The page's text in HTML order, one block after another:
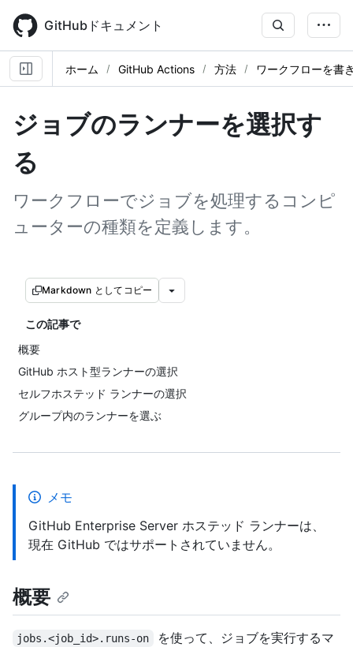
main
content
GitHubドキュメント
ホーム GitHub Actions 方法 ワークフローを書
ジョブのランナーを選択す
る
ワークフローでジョブを処理するコンピ
ューターの種類を定義します。
Markdown としてコピー
この記事で
概要
GitHub ホスト型ランナーの選択
セルフホステッド ランナーの選択
グループ内のランナーを選ぶ
メモ
GitHub Enterprise Server ホステッド ランナーは、
現在 GitHub ではサポートされていません。
概要
jobs.<job_id>.runs-on
を使って、ジョブを実行するマ